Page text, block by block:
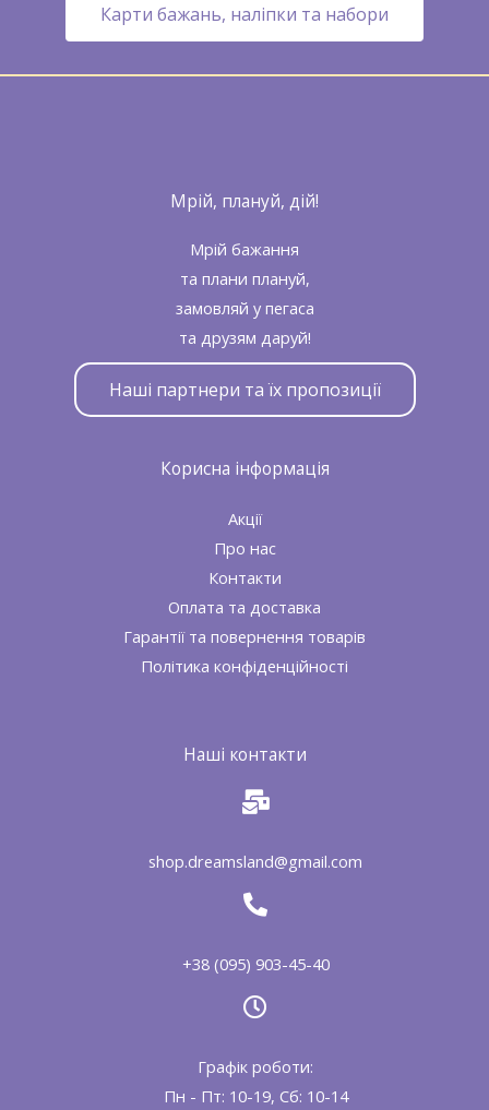
Карти бажань, наліпки та набори
Мрій, плануй, дій!
Мрій бажання
та плани плануй,
замовляй у пегаса
та друзям даруй!
Наші партнери та їх пропозиції
Корисна інформація
Акції
Про нас
Контакти
Оплата та доставка
Гарантії та повернення товарів
Політика конфіденційності
Наші контакти
shop.dreamsland@gmail.com
+38 (095) 903-45-40
Графік роботи:
Пн - Пт: 10-19, Сб: 10-14